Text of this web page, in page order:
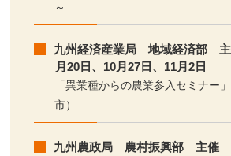
～
九州経済産業局 地域経済部
月20日、10月27日、11月2日
「異業種からの農業参入セミナー
市）
九州農政局 農村振興部 主